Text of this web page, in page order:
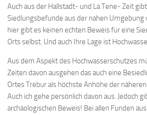
Auch aus der Hallstadt- und La Tene- Zeit
Siedlungsbefunde aus der nahen Umgebung
hier gibt es keinen echten Beweis für eine
Orts selbst. Und auch Ihre Lage ist
Aus dem Aspekt des Hochwasserschutzes
Zeiten davon ausgehen das auch eine
Ortes Trebur als höchste Anhöhe der
Auch ich gehe persönlich davon aus. Jedoch
archäologischen Beweis! Bei allen Funden